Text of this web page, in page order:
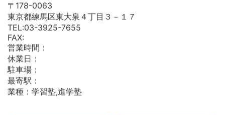
〒178-0063
東京都練馬区東大泉４丁目３－１７
TEL:03-3925-7655
FAX:
営業時間：
休業日：
駐車場：
最寄駅：
業種：学習塾,進学塾